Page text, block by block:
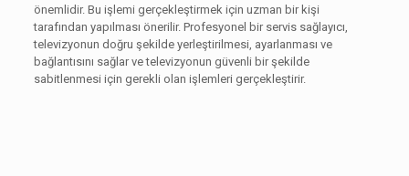
önemlidir. Bu işlemi gerçekleştirmek için uzman bir kişi
tarafından yapılması önerilir. Profesyonel bir servis sağlayıcı,
televizyonun doğru şekilde yerleştirilmesi, ayarlanması ve
bağlantısını sağlar ve televizyonun güvenli bir şekilde
sabitlenmesi için gerekli olan işlemleri gerçekleştirir.